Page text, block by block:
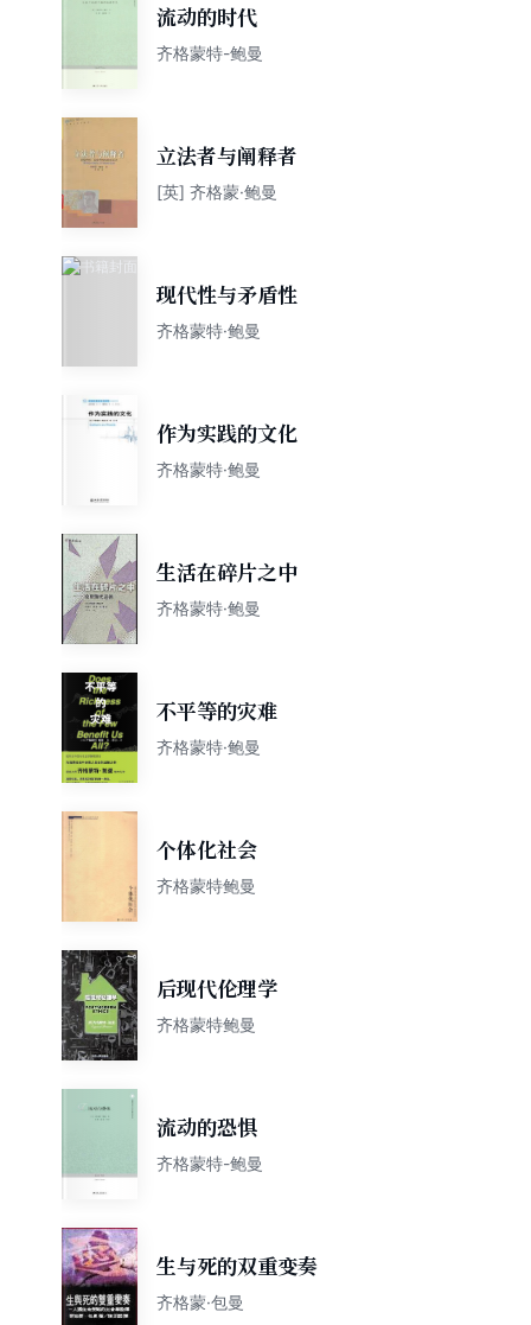
流动的时代
齐格蒙特-鲍曼
立法者与阐释者
[英] 齐格蒙·鲍曼
现代性与矛盾性
齐格蒙特·鲍曼
作为实践的文化
齐格蒙特·鲍曼
生活在碎片之中
齐格蒙特·鲍曼
不平等的灾难
齐格蒙特·鲍曼
个体化社会
齐格蒙特鲍曼
后现代伦理学
齐格蒙特鲍曼
流动的恐惧
齐格蒙特-鲍曼
生与死的双重变奏
齐格蒙·包曼